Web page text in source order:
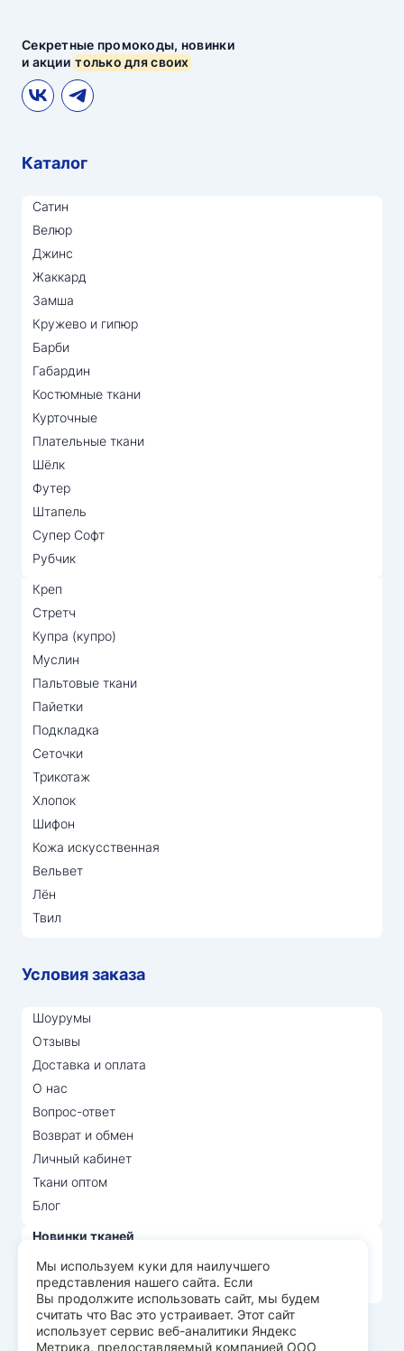
Секретные промокоды, новинки
и акциитолько для своих
Каталог
Сатин
Велюр
Джинс
Жаккард
Замша
Кружево и гипюр
Барби
Габардин
Костюмные ткани
Курточные
Плательные ткани
Шёлк
Футер
Штапель
Супер Софт
Рубчик
Креп
Стретч
Купра (купро)
Муслин
Пальтовые ткани
Пайетки
Подкладка
Сеточки
Трикотаж
Хлопок
Шифон
Кожа искусственная
Вельвет
Лён
Твил
Условия заказа
Шоурумы
Отзывы
Доставка и оплата
О нас
Вопрос-ответ
Возврат и обмен
Личный кабинет
Ткани оптом
Блог
Новинки тканей
Распродажа тканей
Лидеры продаж
© Арт Текс — продажа тканей оптом, 2026
Мы используем куки для наилучшего
представления нашего сайта. Если
Вы продолжите использовать сайт, мы будем
считать что Вас это устраивает. Этот сайт
использует сервис веб-аналитики Яндекс
Метрика, предоставляемый компанией ООО